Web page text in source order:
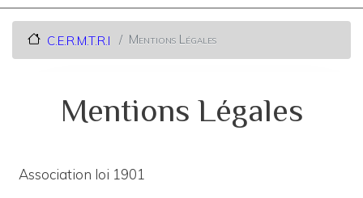
C.E.R.M.T.R.I Mentions Légales
Mentions Légales
Association loi 1901